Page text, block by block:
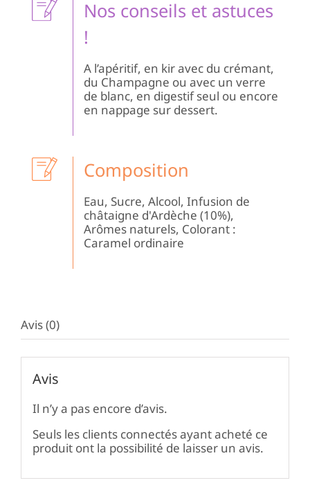
Nos conseils et astuces
!
A l’apéritif, en kir avec du crémant,
du Champagne ou avec un verre
de blanc, en digestif seul ou encore
en nappage sur dessert.
Composition
Eau, Sucre, Alcool, Infusion de
châtaigne d'Ardèche (10%),
Arômes naturels, Colorant :
Caramel ordinaire
Avis (0)
Avis
Il n’y a pas encore d’avis.
Seuls les clients connectés ayant acheté ce
produit ont la possibilité de laisser un avis.